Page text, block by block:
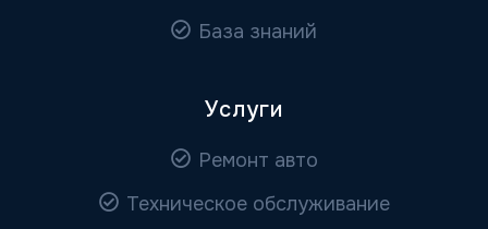
База знаний
Услуги
Ремонт авто
Техническое обслуживание